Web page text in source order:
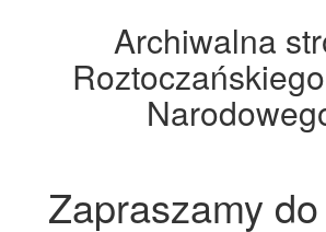
Archiwalna
Zapraszamy